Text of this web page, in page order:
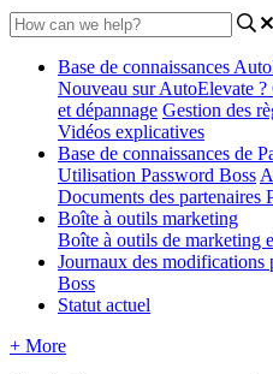
Base de connaissances
Nouveau sur AutoElevate
et dépannage Gestion des
Vidéos explicatives
Base de connaissances de
Utilisation Password Boss
Documents des partenaires
Boîte à outils marketing
Boîte à outils de marketing
Journaux des modifications
Boss
Statut actuel
+ More